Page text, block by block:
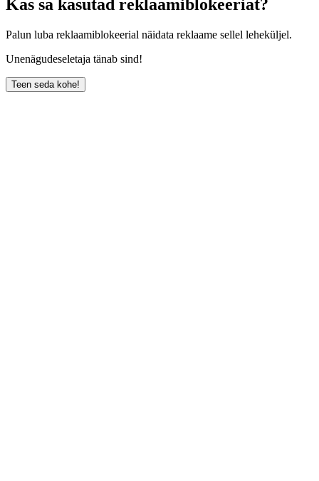
Kas sa kasutad reklaamiblokeeriat?
Palun luba reklaamiblokeerial näidata reklaame sellel leheküljel.
Unenägudeseletaja tänab sind!
Teen seda kohe!